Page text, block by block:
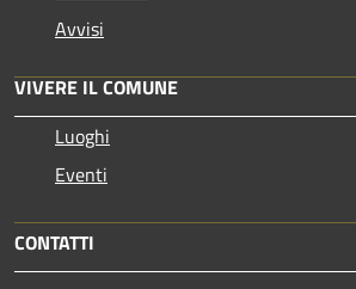
Avvisi
VIVERE IL COMUNE
Luoghi
Eventi
CONTATTI